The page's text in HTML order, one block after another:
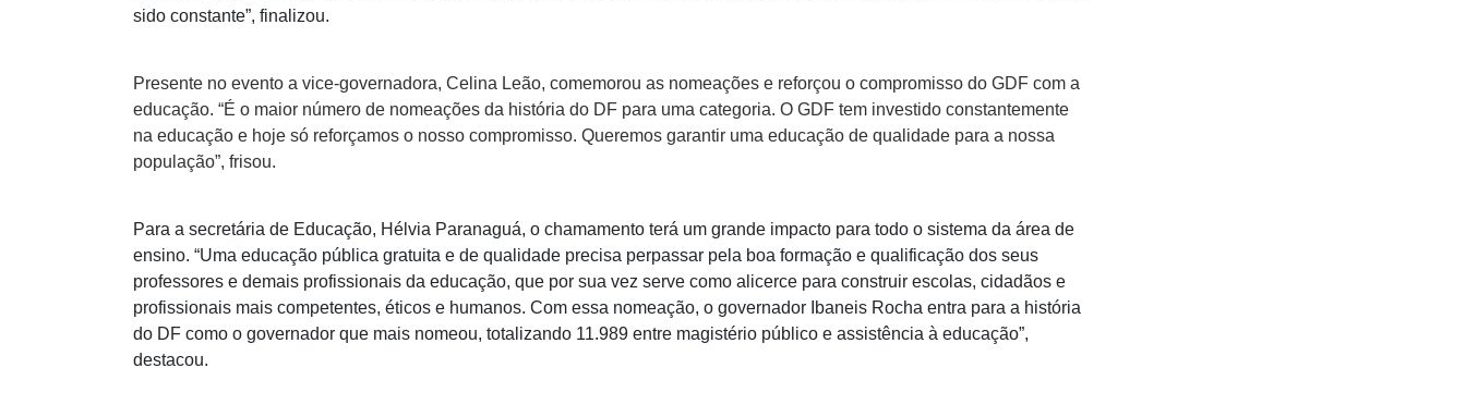
sido constante”, finalizou.
Presente no evento a vice-governadora, Celina Leão, comemorou as nomeações e reforçou o compromisso do GDF com a
educação. “É o maior número de nomeações da história do DF para uma categoria. O GDF tem investido constantemente
na educação e hoje só reforçamos o nosso compromisso. Queremos garantir uma educação de qualidade para a nossa
população”, frisou.
Para a secretária de Educação, Hélvia Paranaguá, o chamamento terá um grande impacto para todo o sistema da área de
ensino. “Uma educação pública gratuita e de qualidade precisa perpassar pela boa formação e qualificação dos seus
professores e demais profissionais da educação, que por sua vez serve como alicerce para construir escolas, cidadãos e
profissionais mais competentes, éticos e humanos. Com essa nomeação, o governador Ibaneis Rocha entra para a história
do DF como o governador que mais nomeou, totalizando 11.989 entre magistério público e assistência à educação”,
destacou.